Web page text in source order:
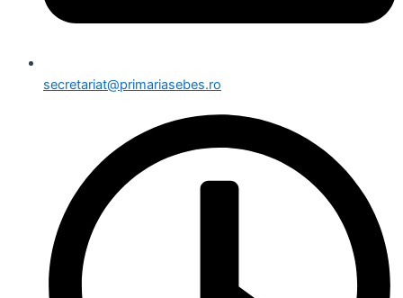
secretariat@primariasebes.ro